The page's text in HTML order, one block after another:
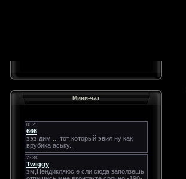
Мини-чат